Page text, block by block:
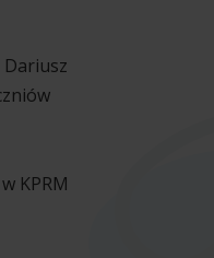
Dariusz
KPRM